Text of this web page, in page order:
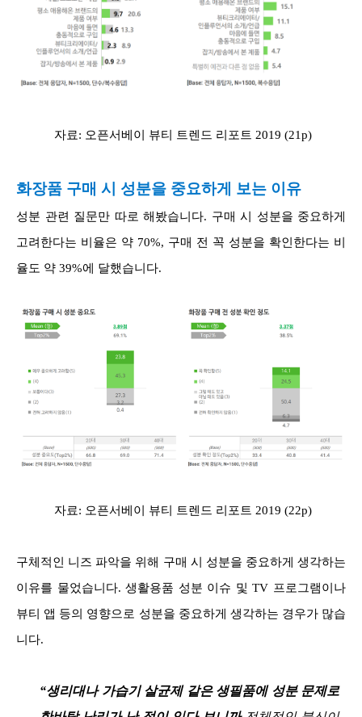
자료: 오픈서베이 뷰티 트렌드 리포트 2019 (21p)
화장품 구매 시 성분을 중요하게 보는 이유
성분 관련 질문만 따로 해봤습니다. 구매 시 성분을 중요하게
고려한다는 비율은 약 70%, 구매 전 꼭 성분을 확인한다는 비
율도 약 39%에 달했습니다.
자료: 오픈서베이 뷰티 트렌드 리포트 2019 (22p)
구체적인 니즈 파악을 위해 구매 시 성분을 중요하게 생각하는
이유를 물었습니다. 생활용품 성분 이슈 및 TV 프로그램이나
뷰티 앱 등의 영향으로 성분을 중요하게 생각하는 경우가 많습
니다.
“생리대나 가습기 살균제 같은 생필품에 성분 문제로